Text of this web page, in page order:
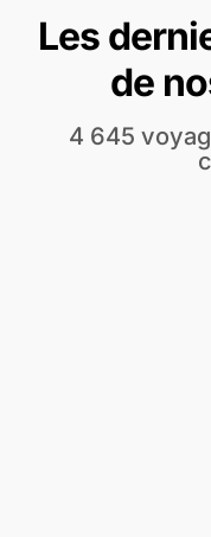
Les
de
4 645